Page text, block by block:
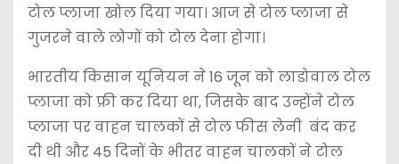
टोल प्लाजा खोल दिया गया। आज से टोल प्लाजा से
गुजरने वाले लोगों को टोल देना होगा।
भारतीय किसान यूनियन ने 16 जून को लाडोवाल टोल
प्लाजा को फ्री कर दिया था, जिसके बाद उन्होंने टोल
प्लाजा पर वाहन चालकों से टोल फीस लेनी बंद कर
दी थी और 45 दिनों के भीतर वाहन चालकों ने टोल